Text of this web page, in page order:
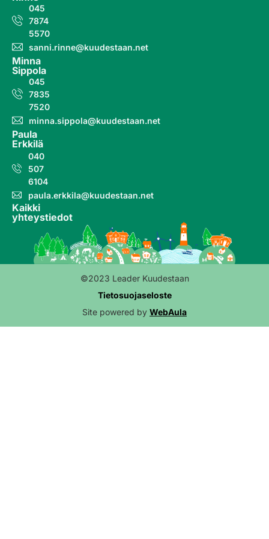
045
7874
5570
sanni.rinne@kuudestaan.net
Minna
Sippola
045
7835
7520
minna.sippola@kuudestaan.net
Paula
Erkkilä
040
507
6104
paula.erkkila@kuudestaan.net
Kaikki
yhteystiedot
©2023 Leader Kuudestaan
Tietosuojaseloste
Site powered by WebAula